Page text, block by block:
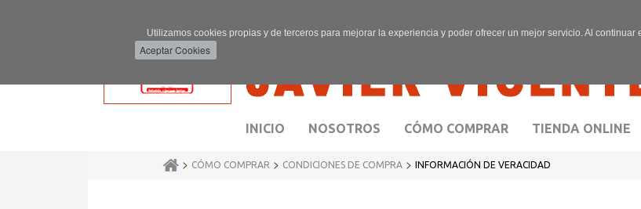
Utilizamos cookies propias y de terceros para mejorar la experiencia y poder ofrecer un mejor servicio. Al continuar
INICIO NOSOTROS CÓMO COMPRAR TIENDA ONLINE
> CÓMO COMPRAR > CONDICIONES DE COMPRA > INFORMACIÓN DE VERACIDAD